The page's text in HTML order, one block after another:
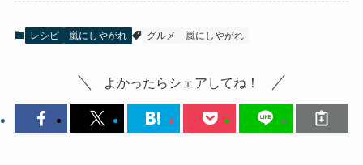
レシピ 嵐にしやがれ グルメ 嵐にしやがれ
よかったらシェアしてね！